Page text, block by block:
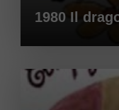
1980 Il